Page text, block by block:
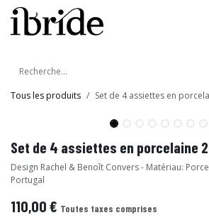
Se rendre au contenu
Tous les produits Set de 4 assiettes en
Set de 4 assiettes en porcelaine
Design Rachel & Benoît Convers - Matériau:
Portugal
110,00€ Toutes taxes comprises